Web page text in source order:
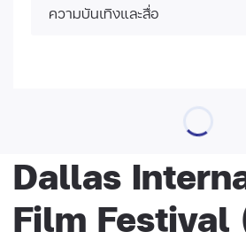
ความบันเทิงและสื่อ
Dallas
Film Festival